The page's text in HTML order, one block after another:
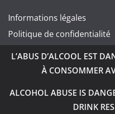
Informations légales
Politique de confidentialité
L’ABUS D’ALCOOL EST
À CONSOMMER
ALCOHOL ABUSE IS
DRINK